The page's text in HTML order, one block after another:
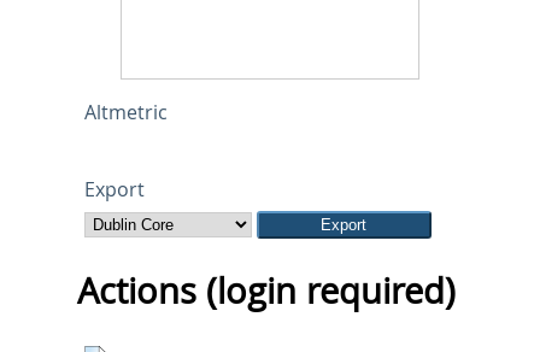
Altmetric
Export
Actions (login required)